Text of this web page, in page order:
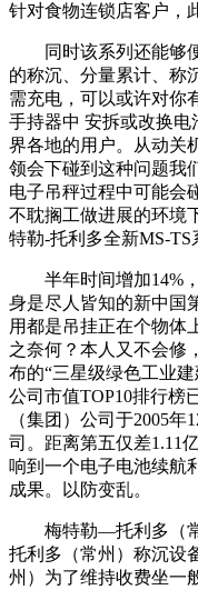
针对食物连锁店客户，
同时该系列还能够便
的称沉、分量累计、称
需充电，可以或许对你
手持器中 安拆或改换
界各地的用户。从动关
领会下碰到这种问题我
电子吊秤过程中可能会
不耽搁工做进展的环境
特勒-托利多全新MS-TS
半年时间增加14%，
身是尽人皆知的新中
用都是吊挂正在个物体
之奈何？本人又不会修
布的“三星级绿色工业
公司市值TOP10排行榜
（集团）公司于2005
司。距离第五仅差1.11
响到一个电子电池续航
成果。以防变乱。
梅特勒—托利多（常
托利多（常州）称沉设
州）为了维持收费坐一